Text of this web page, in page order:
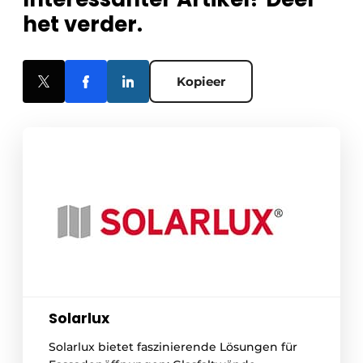
het verder.
Kopieer
Solarlux
Solarlux bietet faszinierende Lösungen für